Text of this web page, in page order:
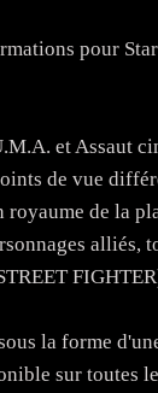
pour
et Assaut
de vue
de la
alliés,
la forme
sur toutes